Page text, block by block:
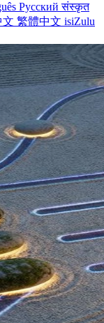
Русскийसंस्कृत
文 繁體中文 isiZulu